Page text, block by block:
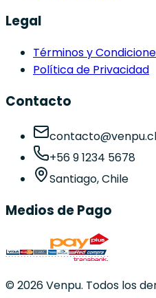
Legal
Términos y
Política de Privacidad
Contacto
contacto@venpu.cl
+56 9 1234 5678
Santiago, Chile
Medios de Pago
©2026Venpu. Todos los